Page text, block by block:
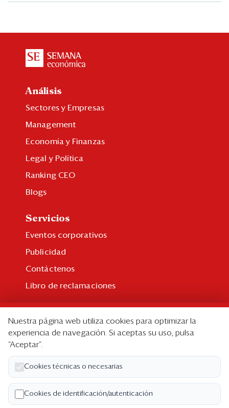
Análisis
Sectores y Empresas
Management
Economía y Finanzas
Legal y Política
Ranking CEO
Blogs
Servicios
Eventos corporativos
Publicidad
Contáctenos
Libro de reclamaciones
Suscripción individual
Paquetes corporativos
Edición Impresa
Nosotros
Quiénes somos
Nuestra página web utiliza cookies para optimizar la
experiencia de navegación. Si aceptas su uso, pulsa
“Aceptar”.
Cookies técnicas o necesarias
Cookies de identificación/autenticación